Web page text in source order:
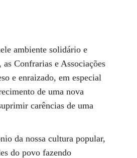
ambiente solidário e
Confrarias e Associações
e enraizado, em especial
de uma nova
carências de uma
da nossa cultura popular,
do povo fazendo